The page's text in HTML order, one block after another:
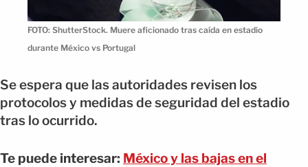
FOTO: ShutterStock. Muere aficionado tras caída en estadio
durante México vs Portugal
Se espera que las autoridades revisen los
protocolos y medidas de seguridad del estadio
tras lo ocurrido.
Te puede interesar: México y las bajas en el